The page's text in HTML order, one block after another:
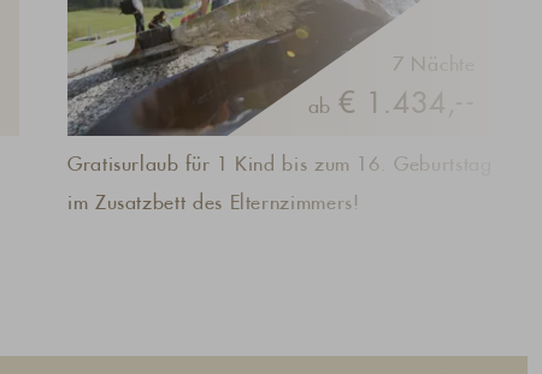
7 Nächte
ab € 1.434,--
Gratisurlaub für 1 Kind bis zum 16. Geburtstag
im Zusatzbett des Elternzimmers!